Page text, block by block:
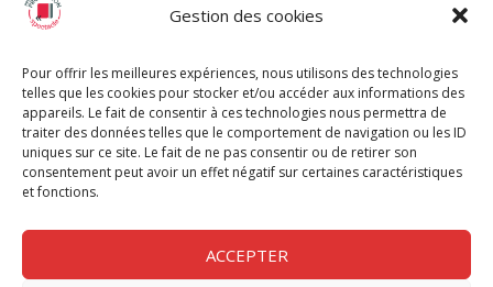
Gestion des cookies
Pour offrir les meilleures expériences, nous utilisons des technologies
telles que les cookies pour stocker et/ou accéder aux informations des
appareils. Le fait de consentir à ces technologies nous permettra de
traiter des données telles que le comportement de navigation ou les ID
uniques sur ce site. Le fait de ne pas consentir ou de retirer son
consentement peut avoir un effet négatif sur certaines caractéristiques
et fonctions.
ACCEPTER
Chèque Intermittents
Chèque Compta
Chèque Emploi Spectacle
G-Pods
Profession Audio-visuel